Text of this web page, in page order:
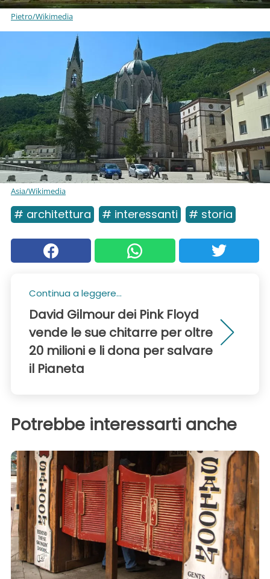
Pietro/Wikimedia
Asia/Wikimedia
# architettura # interessanti # storia
Continua a leggere...
David Gilmour dei Pink Floyd
vende le sue chitarre per oltre
20 milioni e li dona per salvare
il Pianeta
Potrebbe interessarti anche